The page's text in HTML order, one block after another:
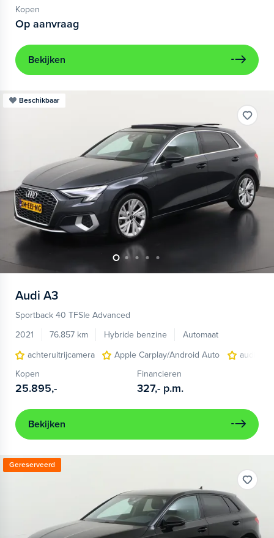
Kopen
Op aanvraag
Bekijken
Beschikbaar
Audi A3
Sportback 40 TFSIe Advanced
2021
76.857 km Hybride benzine
Automaat
achteruitrijcamera
Apple Carplay/Android Auto
audio
Kopen
25.895,-
Financieren
327,- p.m.
Bekijken
Gereserveerd